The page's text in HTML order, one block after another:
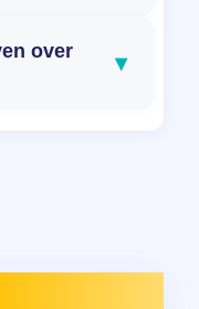
over
▾